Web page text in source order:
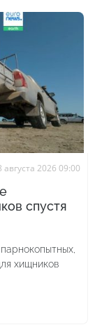
августа 2026 09:00
спустя
хищников